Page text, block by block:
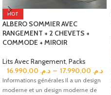
HOT
ALBERO SOMMIER AVEC
RANGEMENT + 2 CHEVETS +
COMMODE + MIROIR
Lits Avec Rangement, Packs
د.م. – د.م.
Informations générales Il a un design
moderne et un design moderne de